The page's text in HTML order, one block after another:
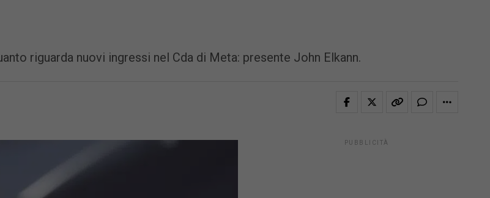
riguarda nuovi ingressi nel Cda di Meta: presente John Elkann.
PUBBLICITÀ